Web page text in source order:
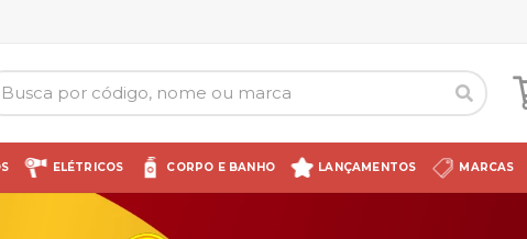
ELÉTRICOS CORPO E BANHO LANÇAMENTOS MARCAS